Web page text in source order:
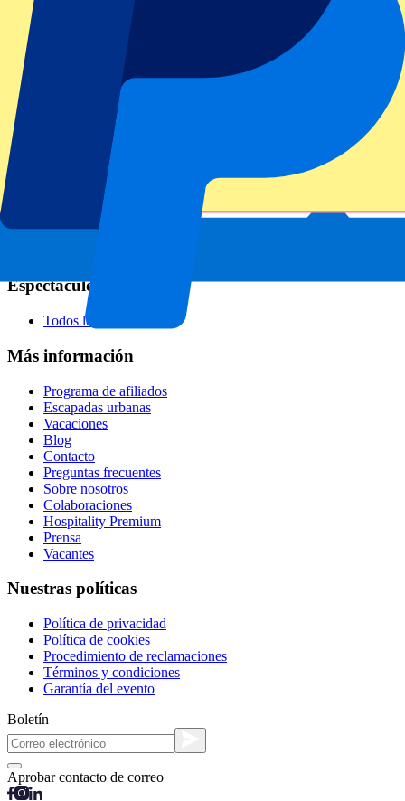
Ligas de fútbol
Champions League
Premier League
Primeira Liga
Espectáculos y festivales
Todos los conciertos
Más información
Programa de afiliados
Escapadas urbanas
Vacaciones
Blog
Contacto
Preguntas frecuentes
Sobre nosotros
Colaboraciones
Hospitality Premium
Prensa
Vacantes
Nuestras políticas
Política de privacidad
Política de cookies
Procedimiento de reclamaciones
Términos y condiciones
Garantía del evento
Boletín
Aprobar contacto de correo